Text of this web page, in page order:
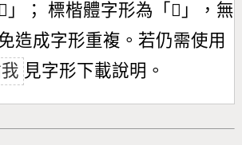
𠘪 」； 標楷體字形為「 𠘪 」，無
造成字形重複。若仍需使用
見字形下載說明。